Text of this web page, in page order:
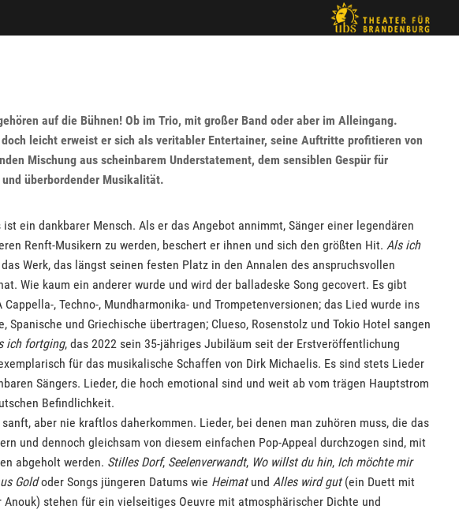
auf die Bühnen! Ob im Trio, mit großer Band oder aber im Alleingang.
leicht erweist er sich als veritabler Entertainer, seine Auftritte profitieren von
Mischung aus scheinbarem Understatement, dem sensiblen Gespür für
überbordender Musikalität.
ein dankbarer Mensch. Als er das Angebot annimmt, Sänger einer legendären
Renft-Musikern zu werden, beschert er ihnen und sich den größten Hit. Als ich
Werk, das längst seinen festen Platz in den Annalen des anspruchsvollen
Wie kaum ein anderer wurde und wird der balladeske Song gecovert. Es gibt
Cappella-, Techno-, Mundharmonika- und Trompetenversionen; das Lied wurde ins
Spanische und Griechische übertragen; Clueso, Rosenstolz und Tokio Hotel sangen
ich fortging, das 2022 sein 35-jähriges Jubiläum seit der Erstveröffentlichung
für das musikalische Schaffen von Dirk Michaelis. Es sind stets Lieder
Sängers. Lieder, die hoch emotional sind und weit ab vom trägen Hauptstrom
Befindlichkeit.
aber nie kraftlos daherkommen. Lieder, bei denen man zuhören muss, die das
und dennoch gleichsam von diesem einfachen Pop-Appeal durchzogen sind, mit
abgeholt werden. Stilles Dorf, Seelenverwandt, Wo willst du hin, Ich möchte mir
Goldoder Songs jüngeren Datums wie Heimatund Alles wird gut(ein Duett mit
Anouk) stehen für ein vielseitiges Oeuvre mit atmosphärischer Dichte und